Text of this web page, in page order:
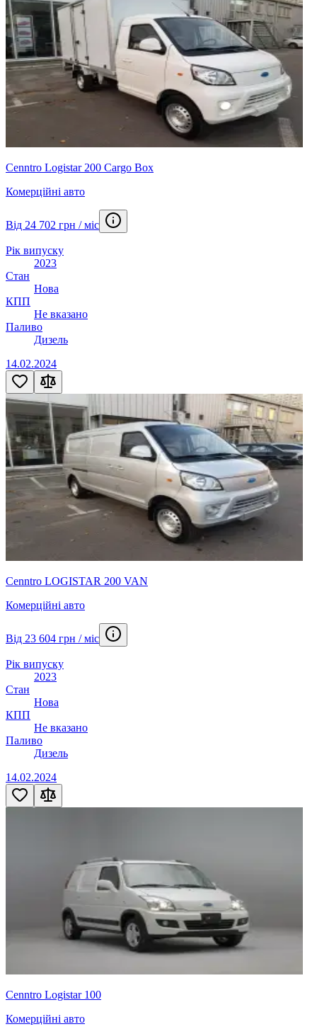
Cenntro Logistar 200 Cargo Box
Комерційні авто
Від 24 702 грн / міс
Рік випуску
2023
Стан
Нова
КПП
Не вказано
Паливо
Дизель
14.02.2024
Cenntro LOGISTAR 200 VAN
Комерційні авто
Від 23 604 грн / міс
Рік випуску
2023
Стан
Нова
КПП
Не вказано
Паливо
Дизель
14.02.2024
Cenntro Logistar 100
Комерційні авто